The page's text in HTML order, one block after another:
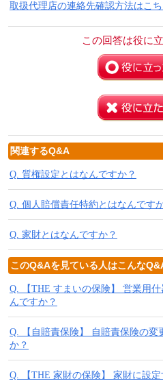
取扱代理店の連絡先確認方法はこち
この回答は役に
関連するQ&A
Q. 質権設定とはなんですか？
Q. 個人賠償責任特約とはなんです
Q. 家財とはなんですか？
このQ&Aを見ている人はこんな
Q.
【THE すまいの保険】 営業用
んですか？
Q.
【自賠責保険】 自賠責保険の
か？
Q.
【THE 家財の保険】 家財に設